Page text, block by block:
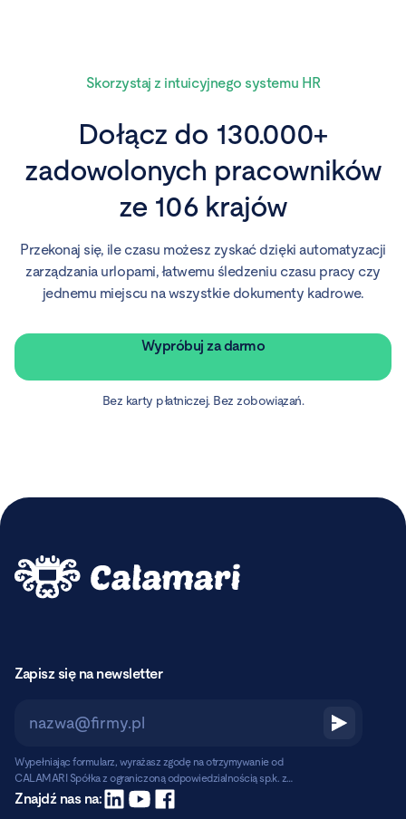
Skorzystaj z intuicyjnego systemu HR
Dołącz do 130.000+
zadowolonych pracowników
ze 106 krajów
Przekonaj się, ile czasu możesz zyskać dzięki automatyzacji
zarządzania urlopami, łatwemu śledzeniu czasu pracy czy
jednemu miejscu na wszystkie dokumenty kadrowe.
Wypróbuj za darmo
Bez karty płatniczej. Bez zobowiązań.
Zapisz się na newsletter
Wypełniając formularz, wyrażasz zgodę na otrzymywanie od
CALAMARI Spółka z ograniczoną odpowiedzialnością sp.k. z
siedzibą w Warszawie, ul. Chmielna 2/31, 00-020 Warszawa,
informacji handlowych pocztą elektroniczną.
Czytaj dalej
Znajdź nas na: